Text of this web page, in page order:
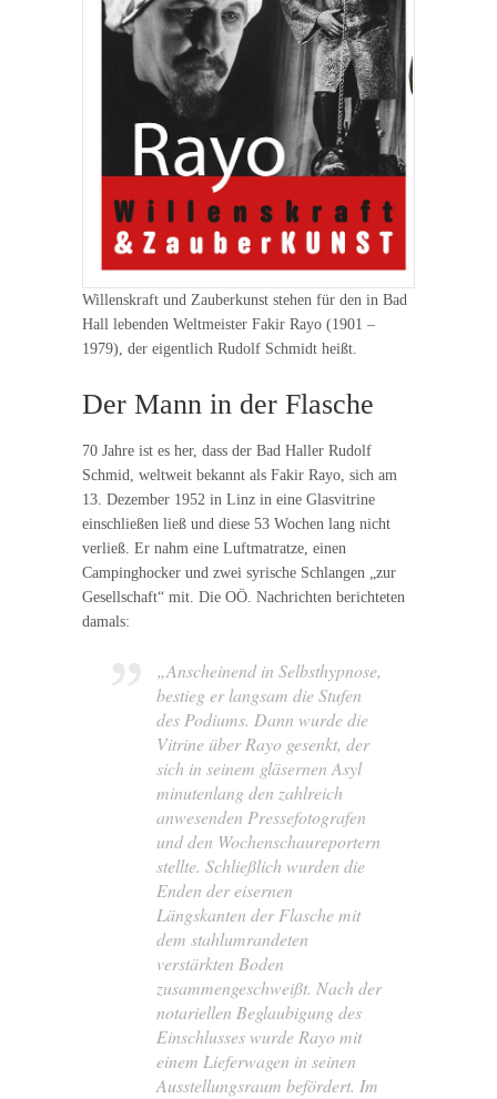
Willenskraft und Zauberkunst stehen für den in Bad
Hall lebenden Weltmeister Fakir Rayo (1901 –
1979), der eigentlich Rudolf Schmidt heißt.
Der Mann in der Flasche
70 Jahre ist es her, dass der Bad Haller Rudolf
Schmid, weltweit bekannt als Fakir Rayo, sich am
13. Dezember 1952 in Linz in eine Glasvitrine
einschließen ließ und diese 53 Wochen lang nicht
verließ. Er nahm eine Luftmatratze, einen
Campinghocker und zwei syrische Schlangen „zur
Gesellschaft“ mit. Die OÖ. Nachrichten berichteten
damals:
„Anscheinend in Selbsthypnose,
bestieg er langsam die Stufen
des Podiums. Dann wurde die
Vitrine über Rayo gesenkt, der
sich in seinem gläsernen Asyl
minutenlang den zahlreich
anwesenden Pressefotografen
und den Wochenschaureportern
stellte. Schließlich wurden die
Enden der eisernen
Längskanten der Flasche mit
dem stahlumrandeten
verstärkten Boden
zusammengeschweißt. Nach der
notariellen Beglaubigung des
Einschlusses wurde Rayo mit
einem Lieferwagen in seinen
Ausstellungsraum befördert. Im